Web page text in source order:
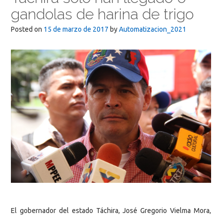
gandolas de harina de trigo
Posted on 15 de marzo de 2017 byAutomatizacion_2021
El gobernador del estado Táchira, José Gregorio Vielma Mora,